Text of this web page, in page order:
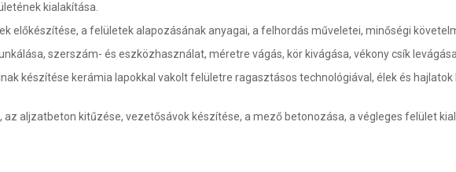
kialakítása.
előkészítése, a felületek alapozásának anyagai, a felhordás műveletei, minőségi
szerszám- és eszközhasználat, méretre vágás, kör kivágása, vékony csík levágása.
készítése kerámia lapokkal vakolt felületre ragasztásos technológiával, élek és hajlatok
az aljzatbeton kitűzése, vezetősávok készítése, a mező betonozása, a végleges felület